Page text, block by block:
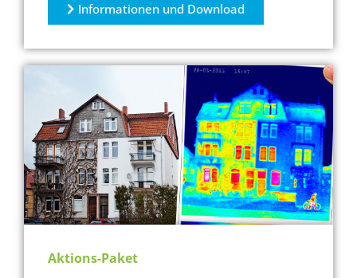
Informationen und Download
Aktions-Paket